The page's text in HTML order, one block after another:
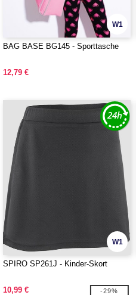
W1
BAG BASE BG145 - Sporttasche
12,79 €
W1
SPIRO SP261J - Kinder-Skort
10,99 € -29%